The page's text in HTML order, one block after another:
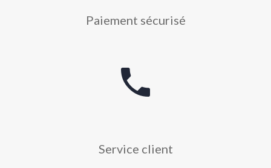
Paiement sécurisé
phone
Service client